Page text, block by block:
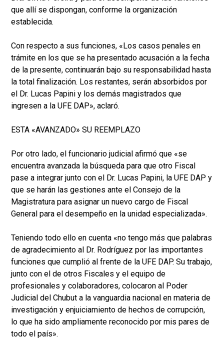
que allí se dispongan, conforme la organización
establecida.
Con respecto a sus funciones, «Los casos penales en
trámite en los que se ha presentado acusación a la fecha
de la presente, continuarán bajo su responsabilidad hasta
la total finalización. Los restantes, serán absorbidos por
el Dr. Lucas Papini y los demás magistrados que
ingresen a la UFE DAP», aclaró.
ESTA «AVANZADO» SU REEMPLAZO
Por otro lado, el funcionario judicial afirmó que «se
encuentra avanzada la búsqueda para que otro Fiscal
pase a integrar junto con el Dr. Lucas Papini, la UFE DAP y
que se harán las gestiones ante el Consejo de la
Magistratura para asignar un nuevo cargo de Fiscal
General para el desempeño en la unidad especializada».
Teniendo todo ello en cuenta «no tengo más que palabras
de agradecimiento al Dr. Rodríguez por las importantes
funciones que cumplió al frente de la UFE DAP. Su trabajo,
junto con el de otros Fiscales y el equipo de
profesionales y colaboradores, colocaron al Poder
Judicial del Chubut a la vanguardia nacional en materia de
investigación y enjuiciamiento de hechos de corrupción,
lo que ha sido ampliamente reconocido por mis pares de
todo el país».